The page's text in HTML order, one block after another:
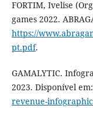
FORTIM, Ivelise
games 2022.
https://
pt.pdf.
GAMALYTIC.
2023. Disponível em:
revenue-